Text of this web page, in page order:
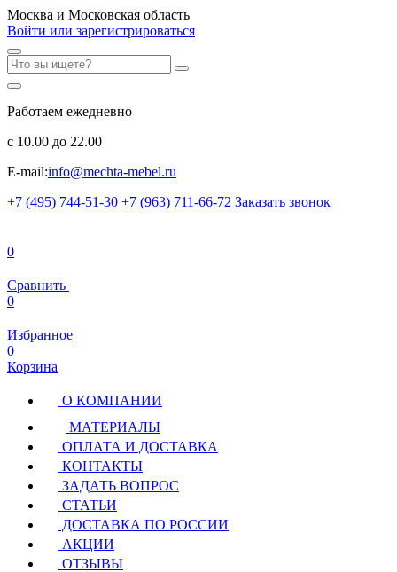
Москва и Московская область
Войти или зарегистрироваться
Работаем ежедневно
с 10.00 до 22.00
E-mail:info@mechta-mebel.ru
+7 (495) 744-51-30 +7 (963) 711-66-72 Заказать звонок
0
Сравнить
0
Избранное
0
Корзина
О КОМПАНИИ
МАТЕРИАЛЫ
ОПЛАТА И ДОСТАВКА
КОНТАКТЫ
ЗАДАТЬ ВОПРОС
СТАТЬИ
ДОСТАВКА ПО РОССИИ
АКЦИИ
ОТЗЫВЫ